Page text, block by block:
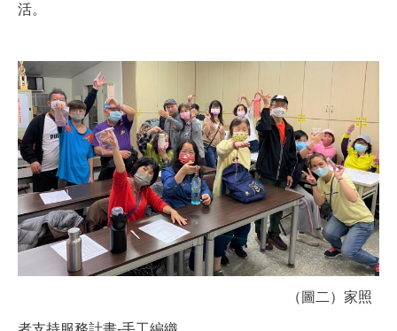
活。
（圖二）家照